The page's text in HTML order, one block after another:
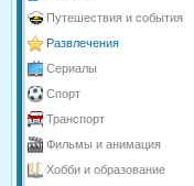
Путешествия и события
Развлечения
Сериалы
Спорт
Транспорт
Фильмы и анимация
Хобби и образование